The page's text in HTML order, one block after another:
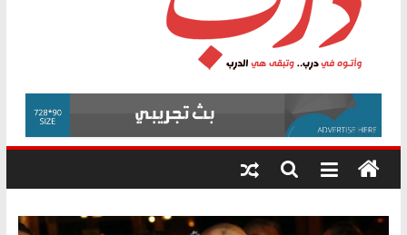
أين؟
حزب التحالف الشعبي يطلق لجنة “الحق
في الصحة” بالإسكندرية لرصد الانتهاكات
ودعم المرضى
الوزاري لمدينة الصحفيين.. وانتهاء أعمال
إنشاء المبنى الإداري
المجلس القومي لحقوق الإنسان يعلن
متابعة قضية الدكتور محمد زهران.. ويؤكد:
قرينة البراءة وضمانات المحاكمة العادلة
درب
وأتوه
درب..
وتبقى
هي